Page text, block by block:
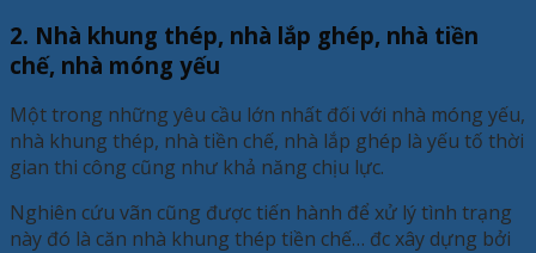
2. Nhà khung thép, nhà lắp ghép, nhà tiền
chế, nhà móng yếu
Một trong những yêu cầu lớn nhất đối với nhà móng yếu,
nhà khung thép, nhà tiền chế, nhà lắp ghép là yếu tố thời
gian thi công cũng như khả năng chịu lực.
Nghiên cứu vãn cũng được tiến hành để xử lý tình trạng
này đó là căn nhà khung thép tiền chế… đc xây dựng bởi